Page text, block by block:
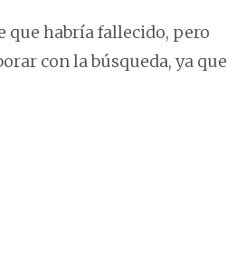
habría fallecido, pero
con la búsqueda, ya que